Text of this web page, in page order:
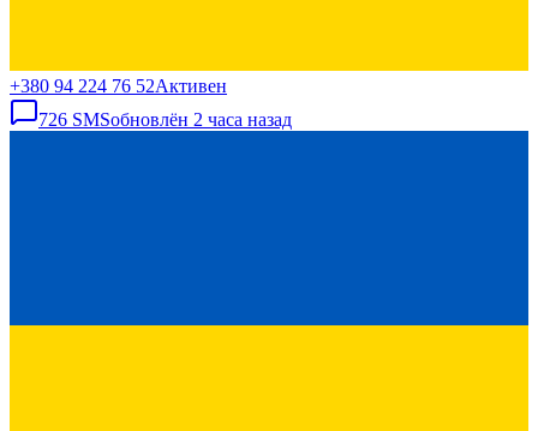
+380 94 224 76 52Активен
726 SMSобновлён 2 часа назад